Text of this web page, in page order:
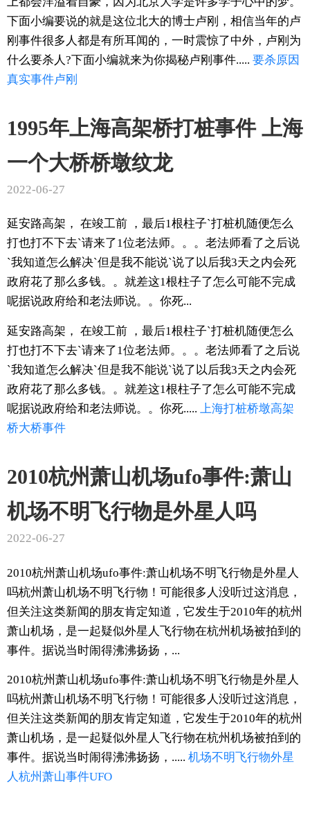
下面小编要说的就是这位北大的博士卢刚，相信当年的卢
刚事件很多人都是有所耳闻的，一时震惊了中外，卢刚为
什么要杀人?下面小编就来为你揭秘卢刚事件..... 要杀原因
真实事件卢刚
1995年上海高架桥打桩事件 上海
一个大桥桥墩纹龙
2022-06-27
延安路高架， 在竣工前 ，最后1根柱子`打桩机随便怎么
打也打不下去`请来了1位老法师。。。老法师看了之后说
`我知道怎么解决`但是我不能说`说了以后我3天之内会死
政府花了那么多钱。。就差这1根柱子了怎么可能不完成
呢据说政府给和老法师说。。你死...
延安路高架， 在竣工前 ，最后1根柱子`打桩机随便怎么
打也打不下去`请来了1位老法师。。。老法师看了之后说
`我知道怎么解决`但是我不能说`说了以后我3天之内会死
政府花了那么多钱。。就差这1根柱子了怎么可能不完成
呢据说政府给和老法师说。。你死..... 上海打桩桥墩高架
桥大桥事件
2010杭州萧山机场ufo事件:萧山
机场不明飞行物是外星人吗
2022-06-27
2010杭州萧山机场ufo事件:萧山机场不明飞行物是外星人
吗杭州萧山机场不明飞行物！可能很多人没听过这消息，
但关注这类新闻的朋友肯定知道，它发生于2010年的杭州
萧山机场，是一起疑似外星人飞行物在杭州机场被拍到的
事件。据说当时闹得沸沸扬扬，...
2010杭州萧山机场ufo事件:萧山机场不明飞行物是外星人
吗杭州萧山机场不明飞行物！可能很多人没听过这消息，
但关注这类新闻的朋友肯定知道，它发生于2010年的杭州
萧山机场，是一起疑似外星人飞行物在杭州机场被拍到的
事件。据说当时闹得沸沸扬扬，..... 机场不明飞行物外星
人杭州萧山事件UFO